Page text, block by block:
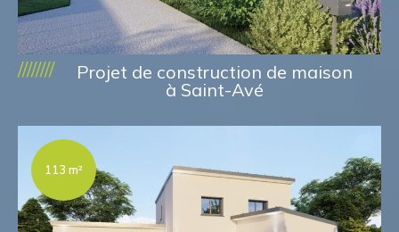
////////
Projet de construction de maison
à Saint-Avé
113 m²